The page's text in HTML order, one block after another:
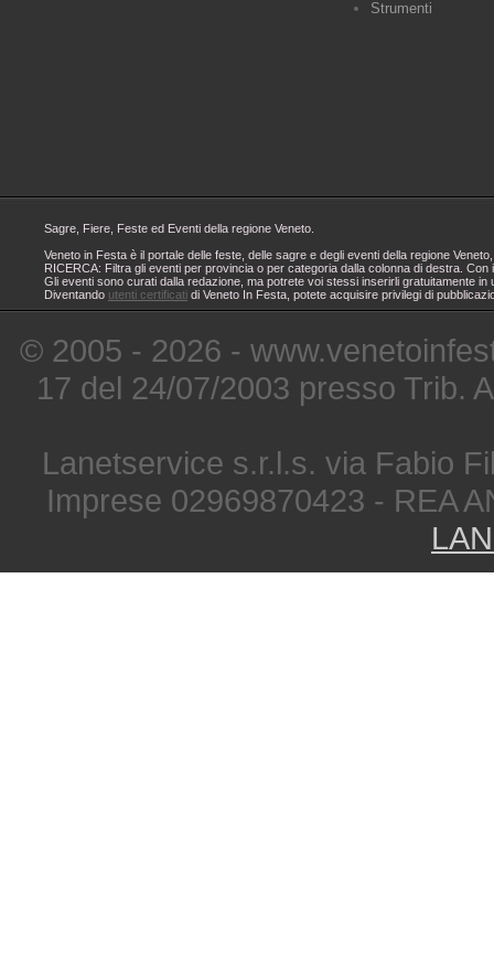
Strumenti
Sagre, Fiere, Feste ed Eventi della regione Veneto.
Veneto in Festa è il portale delle feste, delle sagre e degli eventi della regione
RICERCA: Filtra gli eventi per provincia o per categoria dalla colonna di destra.
Gli eventi sono curati dalla redazione, ma potrete voi stessi inserirli gratuitamente
Diventando utenti certificati di Veneto In Festa, potete acquisire privilegi di
© 2005 - 2026 -
17 del 24/07/2003 presso Trib.
Lanetservice s.r.l.s. via Fabio
Imprese 02969870423 - REA